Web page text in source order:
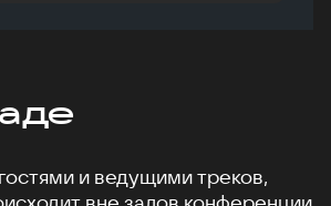
и ведущими треков,